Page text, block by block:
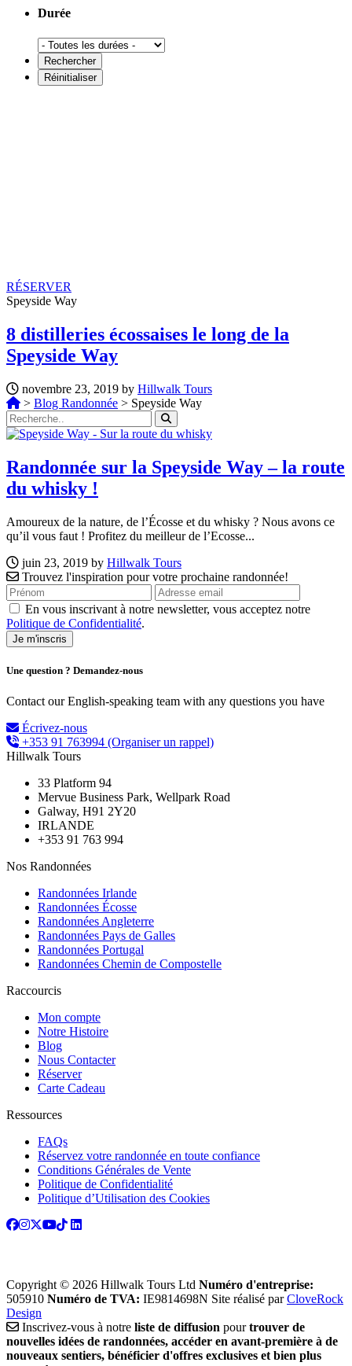
Durée
RÉSERVER
Speyside Way
8 distilleries écossaises le long de la
Speyside Way
novembre 23, 2019 by Hillwalk Tours
> Blog Randonnée > Speyside Way
Randonnée sur la Speyside Way – la route
du whisky !
Amoureux de la nature, de l’Écosse et du whisky ? Nous avons ce
qu’il vous faut ! Profitez du meilleur de l’Ecosse...
juin 23, 2019 by Hillwalk Tours
Trouvez l'inspiration pour votre prochaine randonnée!
En vous inscrivant à notre newsletter, vous acceptez notre
Politique de Confidentialité.
Une question ? Demandez-nous
Contact our English-speaking team with any questions you have
Écrivez-nous
+353 91 763994 (Organiser un rappel)
Hillwalk Tours
33 Platform 94
Mervue Business Park, Wellpark Road
Galway, H91 2Y20
IRLANDE
+353 91 763 994
Nos Randonnées
Randonnées Irlande
Randonnées Écosse
Randonnées Angleterre
Randonnées Pays de Galles
Randonnées Portugal
Randonnées Chemin de Compostelle
Raccourcis
Mon compte
Notre Histoire
Blog
Nous Contacter
Réserver
Carte Cadeau
Ressources
FAQs
Réservez votre randonnée en toute confiance
Conditions Générales de Vente
Politique de Confidentialité
Politique d’Utilisation des Cookies
Copyright © 2026 Hillwalk Tours Ltd Numéro d'entreprise:
505910 Numéro de TVA: IE9814698N Site réalisé parCloveRock
Design
Inscrivez-vous à notre liste de diffusion pourtrouver de
nouvelles idées de randonnées, accéder en avant-première à de
nouveaux sentiers, bénéficier d'offres exclusives et bien plus